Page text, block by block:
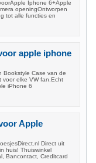
Iphone 6+Apple
openingOntworpen
tot alle functies en
apple iphone
Bookstyle Case van de
voor elke VW fan.Echt
iPhone 6
Apple
Direct uit
huis! Thuiswinkel
Bancontact, Creditcard